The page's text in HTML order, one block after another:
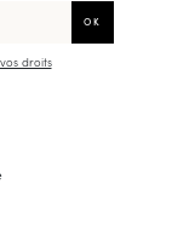
droits